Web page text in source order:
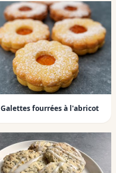
Galettes fourrées à l'abricot